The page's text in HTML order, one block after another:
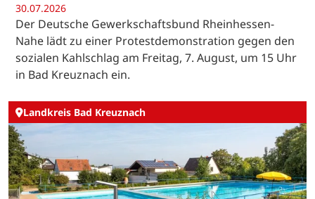
30.07.2026
Der Deutsche Gewerkschaftsbund Rheinhessen-
Nahe lädt zu einer Protestdemonstration gegen den
sozialen Kahlschlag am Freitag, 7. August, um 15 Uhr
in Bad Kreuznach ein.
Landkreis Bad Kreuznach